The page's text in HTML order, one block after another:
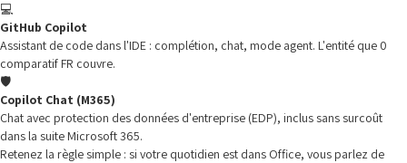
💻
GitHub Copilot
Assistant de code dans l'IDE : complétion, chat, mode agent. L'entité que 0
comparatif FR couvre.
🛡️
Copilot Chat (M365)
Chat avec protection des données d'entreprise (EDP), inclus sans surcoût
dans la suite Microsoft 365.
Retenez la règle simple : si votre quotidien est dans Office, vous parlez de